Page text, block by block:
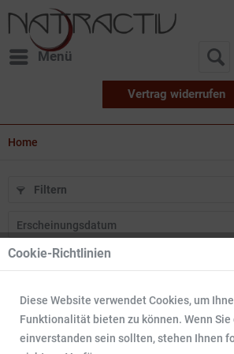
Menü
Vertrag widerrufen
Home
Filtern
TIPP!
Cookie-Richtlinien
Diese Website verwendet Cookies, um
Funktionalität bieten zu können. Wenn
einverstanden sein sollten, stehen Ihnen